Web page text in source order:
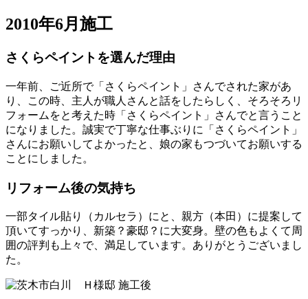
2010年6月施工
さくらペイントを選んだ理由
一年前、ご近所で「さくらペイント」さんでされた家があ
り、この時、主人が職人さんと話をしたらしく、そろそろリ
フォームをと考えた時「さくらペイント」さんでと言うこと
になりました。誠実で丁寧な仕事ぶりに「さくらペイント」
さんにお願いしてよかったと、娘の家もつづいてお願いする
ことにしました。
リフォーム後の気持ち
一部タイル貼り（カルセラ）にと、親方（本田）に提案して
頂いてすっかり、新築？豪邸？に大変身。壁の色もよくて周
囲の評判も上々で、満足しています。ありがとうございまし
た。